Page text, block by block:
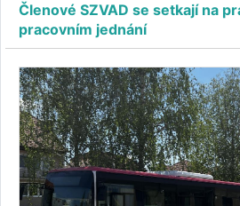
Členové SZVAD se setkají na
pracovním jednání